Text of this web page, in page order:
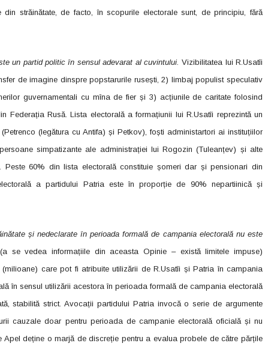
străinătate, de facto, în scopurile electorale sunt, de principiu, fără
un partid politic în sensul adevarat al cuvintului. Vizibilitatea lui R.Usatîi
de imagine dinspre popstarurile rusești, 2) limbaj populist speculativ
guvernamentali cu mîna de fier și 3) acțiunile de caritate folosind
Federația Rusă. Lista electorală a formațiunii lui R.Usatîi reprezintă un
(legătura cu Antifa) și Petkov), foști administartori ai instituțiilor
simpatizante ale administrației lui Rogozin (Tuleanțev) și alte
Peste 60% din lista electorală constituie șomeri dar și pensionari din
a partidului Patria este în proporție de 90% nepartiinică și
și nedeclarate în perioada formală de campania electorală nu este
se vedea informațiile din aceasta Opinie – există limitele impuse)
care pot fi atribuite utilizării de R.Usatîi și Patria în campania
în sensul utilizării acestora în perioada formală de campania electorală
stabilită strict. Avocații partidului Patria invocă o serie de argumente
cauzale doar pentru perioada de campanie electorală oficială și nu
Apel deține o marjă de discreție pentru a evalua probele de către părțile